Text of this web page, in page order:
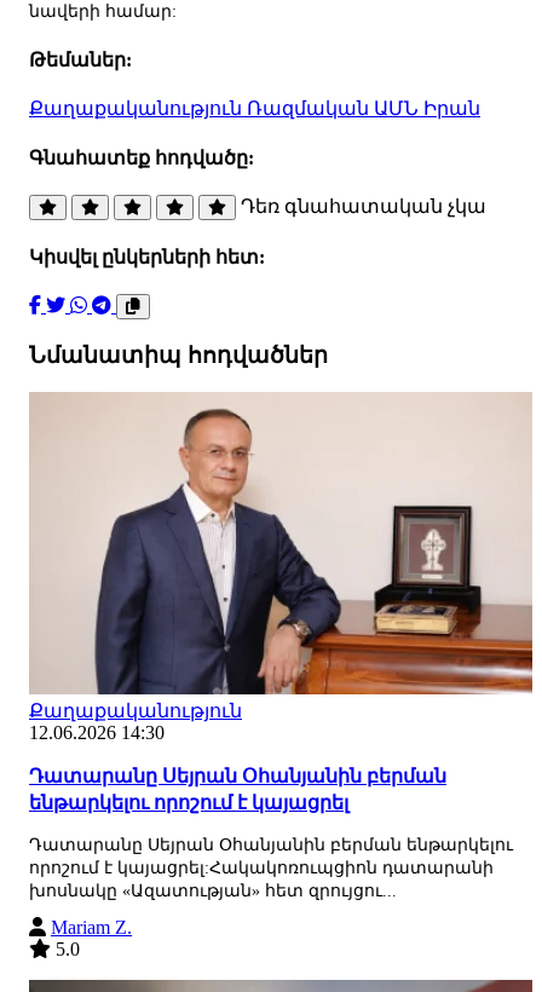
նավերի համար:
Թեմաներ:
Քաղաքականություն Ռազմական ԱՄՆ Իրան
Գնահատեք հոդվածը:
Դեռ գնահատական չկա
Կիսվել ընկերների հետ:
Նմանատիպ հոդվածներ
Քաղաքականություն
12.06.2026 14:30
Դատարանը Սեյրան Օհանյանին բերման
ենթարկելու որոշում է կայացրել
Դատարանը Սեյրան Օհանյանին բերման ենթարկելու
որոշում է կայացրել:Հակակոռուպցիոն դատարանի
խոսնակը «Ազատության» հետ զրույցու...
Mariam Z.
5.0